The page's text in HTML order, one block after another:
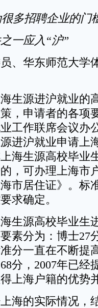
多招聘企业的门
一应入“沪”
华东师范大学
源进沪就业的
，申请者的各项
工作联席会议办
进沪就业申请上
海生源高校毕业
，可办理上海市
市居住证》。标
求确定。
源高校毕业生
素分为：博士27
分一直在不断提
分，2007年已经
上海户籍的优势
的实际情况，